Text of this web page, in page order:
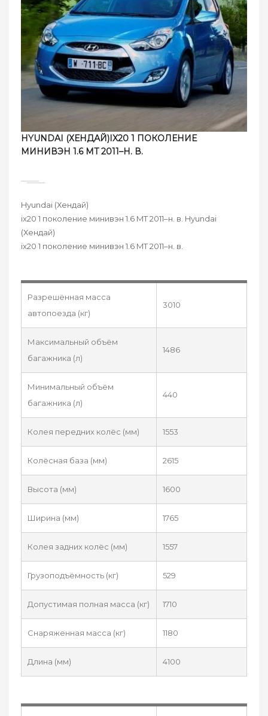
HYUNDAI (ХЕНДАЙ)IX20 1 ПОКОЛЕНИЕ
МИНИВЭН 1.6 MT 2011–Н. В.
Hyundai (Хендай)
ix20 1 поколение минивэн 1.6 MT 2011–н. в. Hyundai
(Хендай)
ix20 1 поколение минивэн 1.6 MT 2011–н. в.
Разрешённая масса
автопоезда (кг)
3010
Максимальный объём
багажника (л)
1486
Минимальный объём
багажника (л)
440
Колея передних колёс (мм) 1553
Колёсная база (мм) 2615
Высота (мм) 1600
Ширина (мм) 1765
Колея задних колёс (мм) 1557
Грузоподъёмность (кг) 529
Допустимая полная масса (кг) 1710
Снаряженная масса (кг) 1180
Длина (мм) 4100